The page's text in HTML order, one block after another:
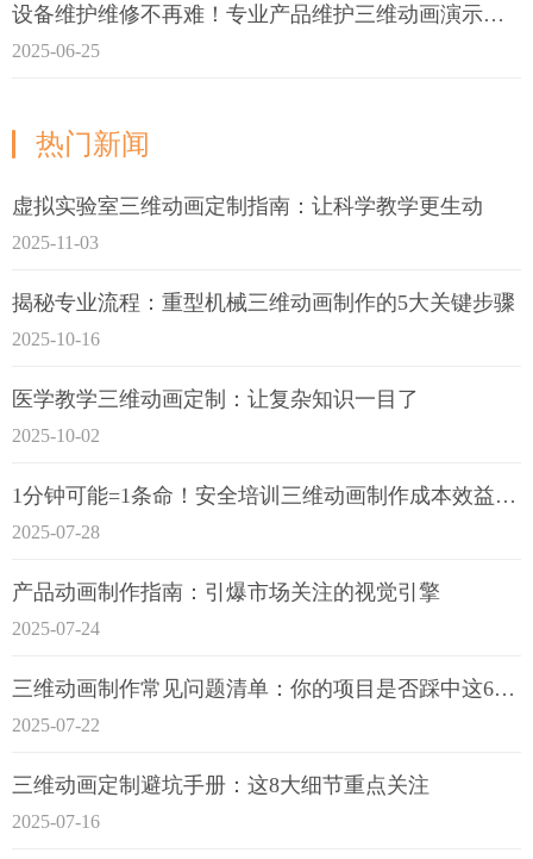
设备维护维修不再难！专业产品维护三维动画演示定制指南
2025-06-25
热门新闻
虚拟实验室三维动画定制指南：让科学教学更生动
2025-11-03
揭秘专业流程：重型机械三维动画制作的5大关键步骤
2025-10-16
医学教学三维动画定制：让复杂知识一目了
2025-10-02
1分钟可能=1条命！安全培训三维动画制作成本效益深度拆解
2025-07-28
产品动画制作指南：引爆市场关注的视觉引擎
2025-07-24
三维动画制作常见问题清单：你的项目是否踩中这6大技术雷区？
2025-07-22
三维动画定制避坑手册：这8大细节重点关注
2025-07-16